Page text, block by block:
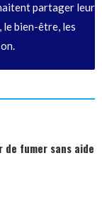
partager leur
le bien-être, les
fumer sans aide